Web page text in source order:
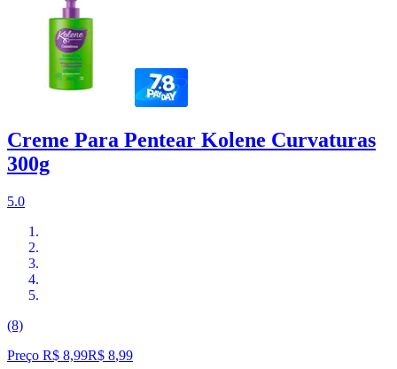
Creme Para Pentear Kolene Curvaturas
300g
5.0
(8)
Preço R$ 8,99R$ 8,99